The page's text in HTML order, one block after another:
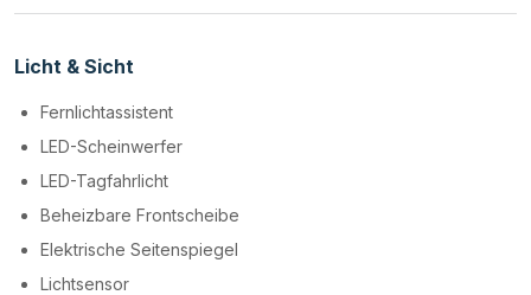
Licht & Sicht
Fernlichtassistent
LED-Scheinwerfer
LED-Tagfahrlicht
Beheizbare Frontscheibe
Elektrische Seitenspiegel
Lichtsensor